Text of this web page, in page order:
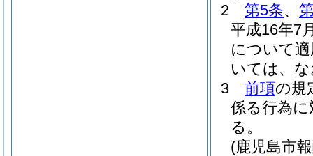
2
第5条、
平成16年7
について
いては、
3
前項の規
係る行為
る。
(鹿児島市